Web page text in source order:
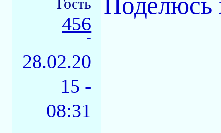
Гость
456
-
28.02.20
15 -
08:31